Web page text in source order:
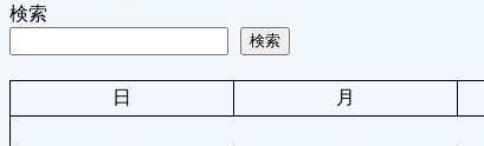
検索
検索
日
月